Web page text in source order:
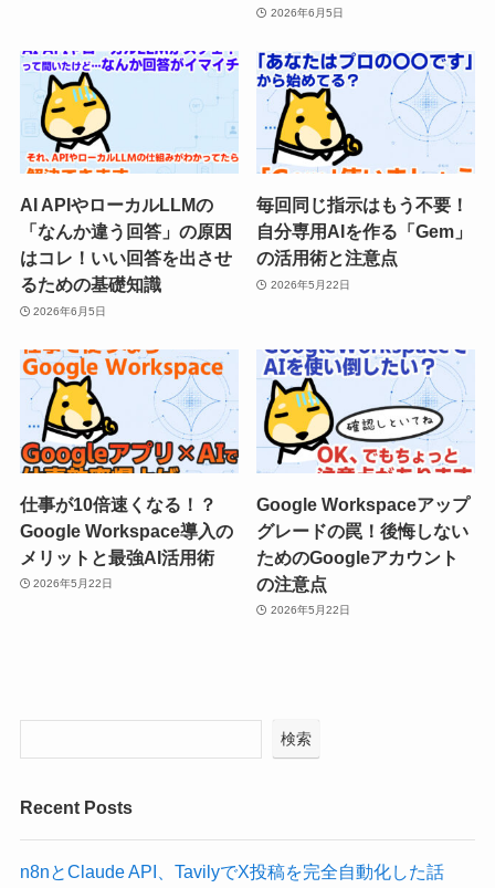
2026年6月5日
AI APIやローカルLLMの
「なんか違う回答」の原因
はコレ！いい回答を出させ
るための基礎知識
2026年6月5日
毎回同じ指示はもう不要！
自分専用AIを作る「Gem」
の活用術と注意点
2026年5月22日
仕事が10倍速くなる！？
Google Workspace導入の
メリットと最強AI活用術
2026年5月22日
Google Workspaceアップ
グレードの罠！後悔しない
ためのGoogleアカウント
の注意点
2026年5月22日
検索
Recent Posts
n8nとClaude API、TavilyでX投稿を完全自動化した話